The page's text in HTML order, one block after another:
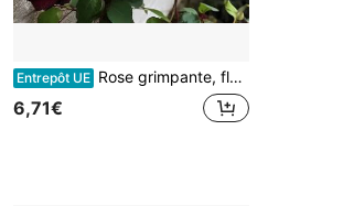
Entrepôt UE Rose grimpante, fleur vivace d'extérieur, couvre-sol vivace, herbe rampante, plantes d'extérieur et d'intérieur, jardinage, livraison locale
6,71€